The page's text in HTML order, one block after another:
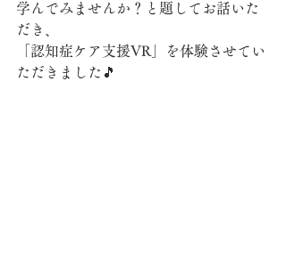
学んでみませんか？と題してお話いた
だき、
「認知症ケア支援VR」を体験させてい
ただきました🎵